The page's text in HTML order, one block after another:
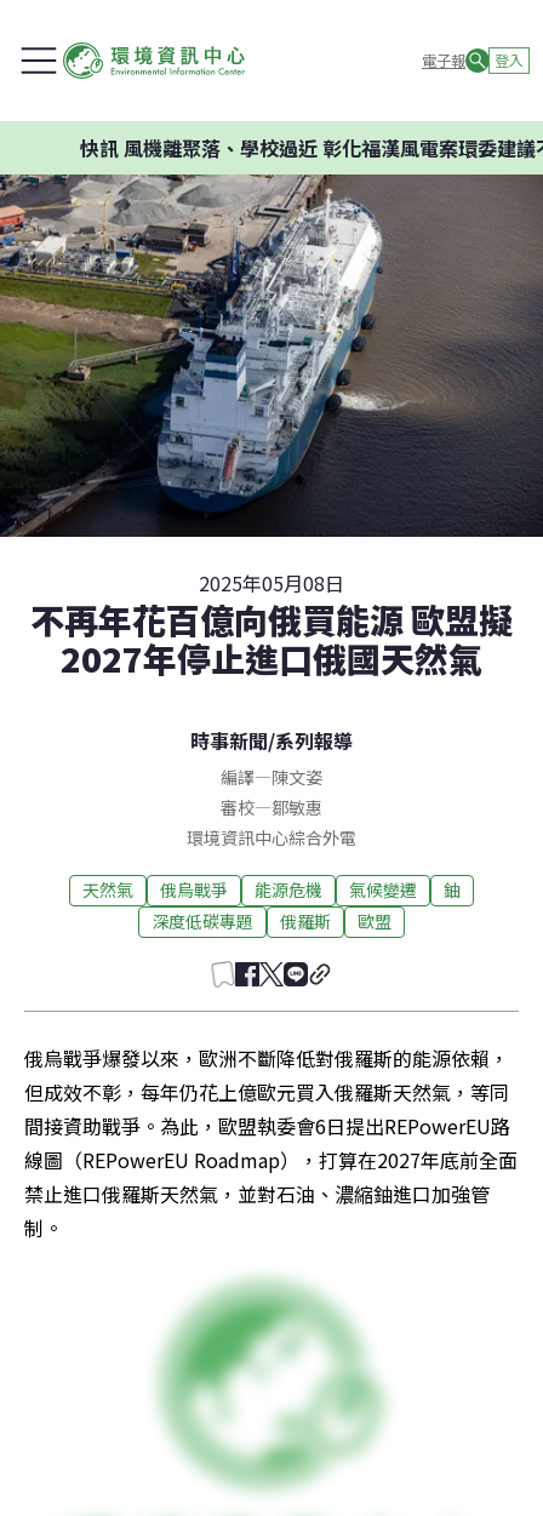
電子報 登入
風機離聚落、學校過近 彰化福漢風電案環委建議不應
2025年05月08日
不再年花百億向俄買能源 歐盟擬
2027年停止進口俄國天然氣
時事新聞/系列報導
編譯—陳文姿
審校—鄒敏惠
環境資訊中心綜合外電
天然氣 俄烏戰爭 能源危機 氣候變遷
鈾
深度低碳專題
俄羅斯 歐盟
俄烏戰爭爆發以來，歐洲不斷降低對俄羅斯的能源依賴，
但成效不彰，每年仍花上億歐元買入俄羅斯天然氣，等同
間接資助戰爭。為此，歐盟執委會6日提出REPowerEU路
線圖（REPowerEU Roadmap），打算在2027年底前全面
禁止進口俄羅斯天然氣，並對石油、濃縮鈾進口加強管
制。